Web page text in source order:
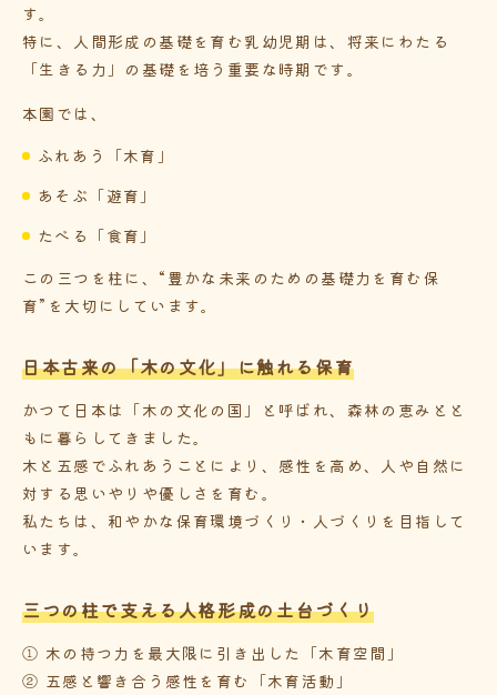
す。
特に、人間形成の基礎を育む乳幼児期は、将来にわたる
「生きる力」の基礎を培う重要な時期です。
本園では、
ふれあう「木育」
あそぶ「遊育」
たべる「食育」
この三つを柱に、“豊かな未来のための基礎力を育む保
育”を大切にしています。
日本古来の「木の文化」に触れる保育
かつて日本は「木の文化の国」と呼ばれ、森林の恵みとと
もに暮らしてきました。
木と五感でふれあうことにより、感性を高め、人や自然に
対する思いやりや優しさを育む。
私たちは、和やかな保育環境づくり・人づくりを目指して
います。
三つの柱で支える人格形成の土台づくり
① 木の持つ力を最大限に引き出した「木育空間」
② 五感と響き合う感性を育む「木育活動」